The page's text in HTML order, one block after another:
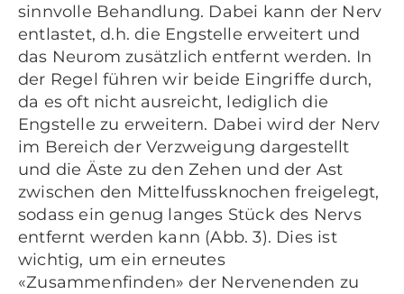
sinnvolle Behandlung. Dabei kann der Nerv
entlastet, d.h. die Engstelle erweitert und
das Neurom zusätzlich entfernt werden. In
der Regel führen wir beide Eingriffe durch,
da es oft nicht ausreicht, lediglich die
Engstelle zu erweitern. Dabei wird der Nerv
im Bereich der Verzweigung dargestellt
und die Äste zu den Zehen und der Ast
zwischen den Mittelfussknochen freigelegt,
sodass ein genug langes Stück des Nervs
entfernt werden kann (Abb. 3). Dies ist
wichtig, um ein erneutes
«Zusammenfinden» der Nervenenden zu